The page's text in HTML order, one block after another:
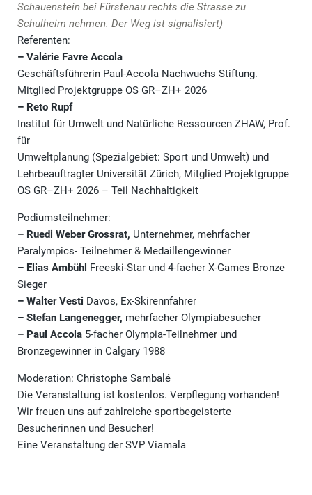
Schauenstein bei Fürstenau rechts die Strasse zu
Schulheim nehmen. Der Weg ist signalisiert)
Referenten:
– Valérie Favre Accola
Geschäftsführerin Paul-Accola Nachwuchs Stiftung.
Mitglied Projektgruppe OS GR–ZH+ 2026
– Reto Rupf
Institut für Umwelt und Natürliche Ressourcen ZHAW, Prof.
für
Umweltplanung (Spezialgebiet: Sport und Umwelt) und
Lehrbeauftragter Universität Zürich, Mitglied Projektgruppe
OS GR–ZH+ 2026 – Teil Nachhaltigkeit
Podiumsteilnehmer:
– Ruedi Weber Grossrat, Unternehmer, mehrfacher
Paralympics- Teilnehmer & Medaillengewinner
– Elias Ambühl Freeski-Star und 4-facher X-Games Bronze
Sieger
– Walter Vesti Davos, Ex-Skirennfahrer
– Stefan Langenegger, mehrfacher Olympiabesucher
– Paul Accola 5-facher Olympia-Teilnehmer und
Bronzegewinner in Calgary 1988
Moderation: Christophe Sambalé
Die Veranstaltung ist kostenlos. Verpflegung vorhanden!
Wir freuen uns auf zahlreiche sportbegeisterte
Besucherinnen und Besucher!
Eine Veranstaltung der SVP Viamala